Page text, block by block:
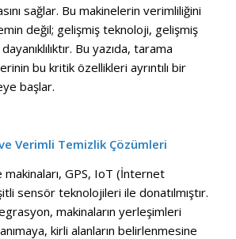
sağlar. Bu makinelerin verimliliğini
değil; gelişmiş teknoloji, gelişmiş
Bu yazıda, tarama
bu kritik özellikleri ayrıntılı bir
başlar.
Verimli Temizlik Çözümleri
GPS, IoT (İnternet
sensör teknolojileri ile donatılmıştır.
makinaların yerleşimleri
kirli alanların belirlenmesine